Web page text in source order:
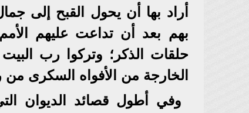
أراد بها أن يحول القبح إلى
بهم بعد أن تداعت عليهم
حلقات الذكر؛ وتركوا رب
الخارجة من الأفواه السكرى
وفي أطول قصائد الديوان